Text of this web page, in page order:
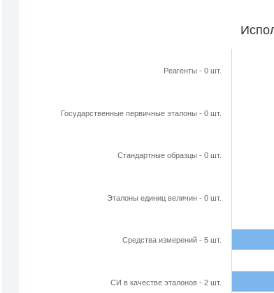
Реагенты - 0 шт.
Государственные первичные эталоны - 0 шт.
Стандартные образцы - 0 шт.
Эталоны единиц величин - 0 шт.
Cредства измерений - 5 шт.
СИ в качестве эталонов - 2 шт.